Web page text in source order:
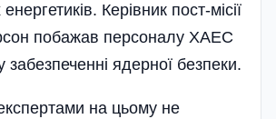
Керівник пост-місії
побажав персоналу ХАЕС
забезпеченні ядерної безпеки.
на цьому не